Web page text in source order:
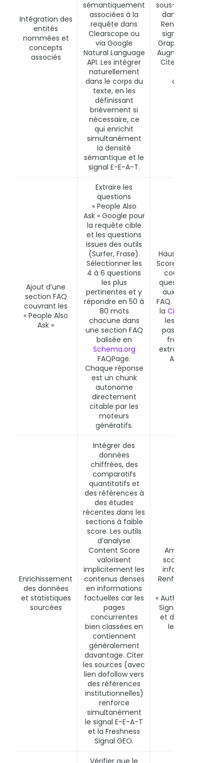
Intégration des
entités
nommées et
concepts
associés
sémantiquement
associées à la
requête dans
Clearscope ou
via Google
Natural Language
API. Les intégrer
naturellement
dans le corps du
texte, en les
définissant
brièvement si
nécessaire, ce
qui enrichit
simultanément
la densité
sémantique et le
signal E-E-A-T.
sous-score
dans Clearscope.
Renforcement du
signal Knowledge
Graph pour
Augmentation de
Cite-ability sur les
complexes.
Ajout d’une
section FAQ
couvrant les
« People Also
Ask »
Extraire les
questions
« People Also
Ask » Google pour
la requête cible
et les questions
issues des outils
(Surfer, Frase).
Sélectionner les
4 à 6 questions
les plus
pertinentes et y
répondre en 50 à
80 mots
chacune dans
une section FAQ
balisée en
Schema.org
FAQPage.
Chaque réponse
est un chunk
autonome
directement
citable par les
moteurs
génératifs.
Hausse du
Score sur les
couverts par les
questions.
aux rich snippets
FAQ. Fort impact
la Cite-ability
les FAQ sont les
passages les plus
fréquemment
extraits par
AI Overviews
Enrichissement
des données
et statistiques
sourcées
Intégrer des
données
chiffrées, des
comparatifs
quantitatifs et
des références à
des études
récentes dans les
sections à faible
score. Les outils
d’analyse
Content Score
valorisent
implicitement les
contenus denses
en informations
factuelles car les
pages
concurrentes
bien classées en
contiennent
généralement
davantage. Citer
les sources (avec
lien dofollow vers
des références
institutionnelles)
renforce
simultanément
le signal E-E-A-T
et la Freshness
Signal GEO.
Amélioration du
score de densité
informationnelle.
Renforcement
« Authoritativeness
Signal de
et de fiabilité pour
les LLM lors du
grounding.